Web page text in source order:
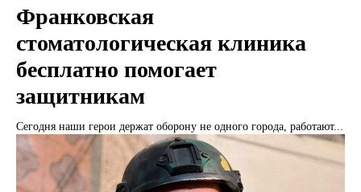
Франковская
стоматологическая клиника
бесплатно помогает
защитникам
Сегодня наши герои держат оборону не одного города, работают...